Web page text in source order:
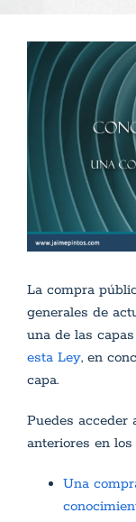
Ver
imagen
más
grande
La compra
generales de
una de las
esta Ley, en
capa.
Puedes acceder
anteriores en
Una